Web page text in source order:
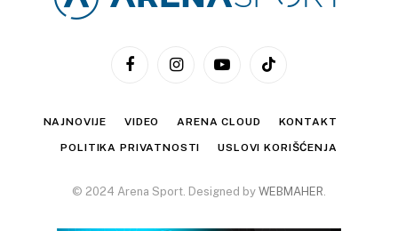
FacebookInstagramYouTubeTikTok
NAJNOVIJE VIDEO ARENA CLOUD KONTAKT
POLITIKA PRIVATNOSTI USLOVI KORIŠĆENJA
© 2024 Arena Sport. Designed by WEBMAHER.